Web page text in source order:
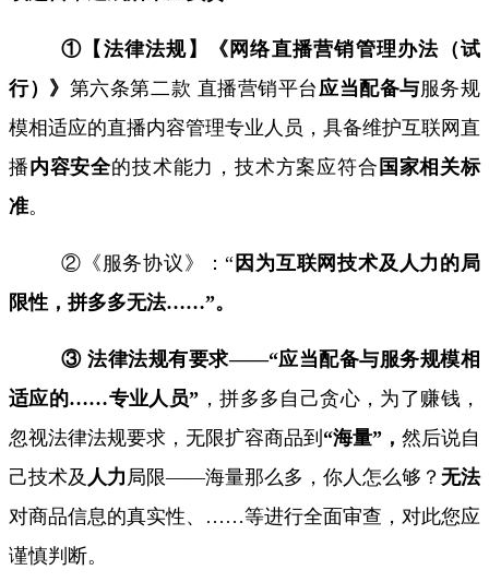
①【法律法规】《网络直播营销管理办法（试
行）》 第六条第二款 直播营销平台 应当配备与服务规
模相适应的直播内容管理专业人员 ，具备维护互联网直
播内容安全的技术能力，技术方案应符合 国家相关标
准。
②《服务协议》：“ 因为互联网技术及人力的局
限性，拼多多无法……”。
③ 法律法规有要求——“应当配备与服务规模相
适应的……专业人员” ，拼多多自己贪心， 为了赚钱，
忽视法律法规要求，无限扩容商品到 “海量”， 然后说自
己技术及 人力 局限——海量那么多，你人怎么够？ 无法
对商品信息的真实性、 ……等进行全面审查，对此您应
谨慎判断。